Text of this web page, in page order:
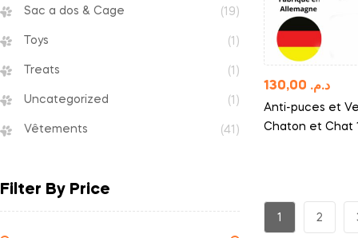
د.م.
Anti-puces et
Chaton et Chat
1 2
Sac a dos & Cage (19)
Toys (1)
Treats (1)
Uncategorized (1)
Vêtements (41)
Filter By Price